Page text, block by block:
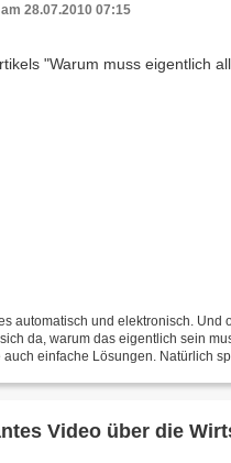
28.07.2010 07:15
automatisch und elektronisch. Und
da, warum das eigentlich sein
auch einfache Lösungen. Natürlich
Video über die